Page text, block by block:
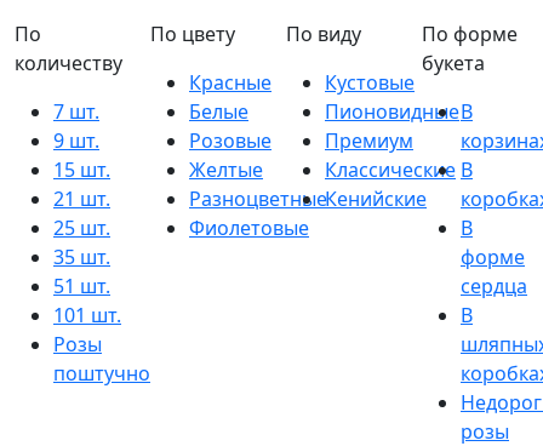
По
количеству
7 шт.
9 шт.
15 шт.
21 шт.
25 шт.
35 шт.
51 шт.
101 шт.
Розы
поштучно
По цвету
Красные
Белые
Розовые
Желтые
Разноцветные
Фиолетовые
По виду
Кустовые
Пионовидные
Премиум
Классические
Кенийские
По форме
букета
В
В
В
форме
сердца
В
розы